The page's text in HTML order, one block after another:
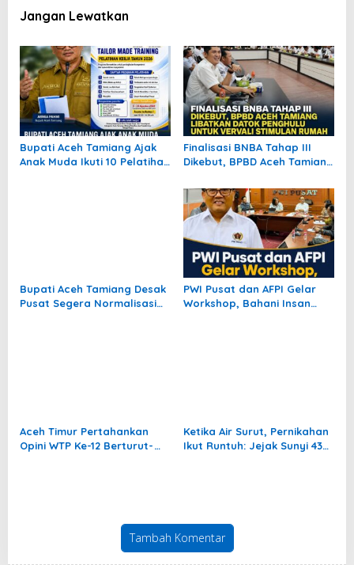
Jangan Lewatkan
Bupati Aceh Tamiang Ajak
Anak Muda Ikuti 10 Pelatihan
Finalisasi BNBA Tahap III
Dikebut, BPBD Aceh Tamiang
untuk Vervali Stimulan
Rumah
Bupati Aceh Tamiang Desak
Pusat Segera Normalisasi
PWI Pusat dan AFPI Gelar
Workshop, Bahani Insan
Aceh Timur Pertahankan
Opini WTP Ke-12 Berturut-
Ketika Air Surut, Pernikahan
Ikut Runtuh: Jejak Sunyi 435
Tambah Komentar